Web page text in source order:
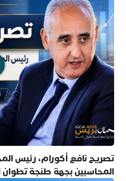
تصريح نافع أكورام، رئيس
المحاسبين بجهة طنجة